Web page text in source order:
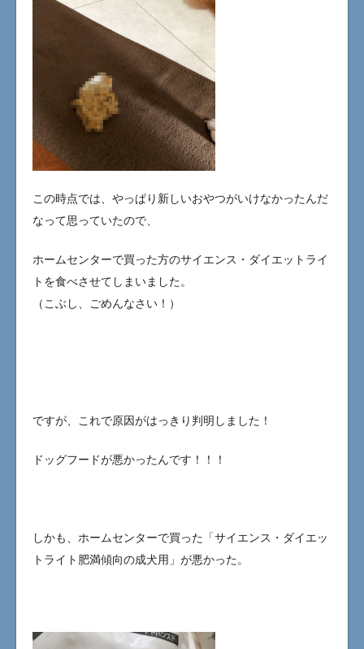
この時点では、やっぱり新しいおやつがいけなかったんだ
なって思っていたので、
ホームセンターで買った方のサイエンス・ダイエットライ
トを食べさせてしまいました。
（こぶし、ごめんなさい！）
ですが、これで原因がはっきり判明しました！
ドッグフードが悪かったんです！！！
しかも、ホームセンターで買った「サイエンス・ダイエッ
トライト肥満傾向の成犬用」が悪かった。